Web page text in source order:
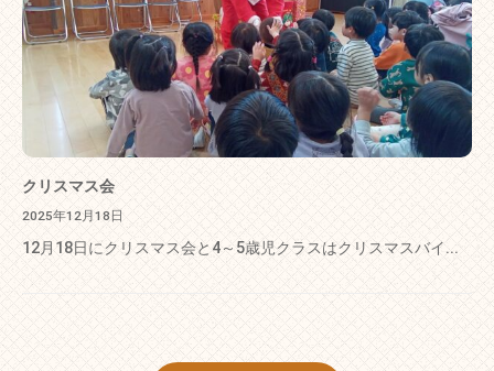
クリスマス会
2025年12月18日
12月18日にクリスマス会と4～5歳児クラスはクリスマスバイ...